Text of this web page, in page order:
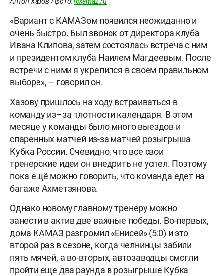
Антон Хазов / фото:fckamaz.ru
«Вариант с КАМАЗом появился неожиданно и
очень быстро. Был звонок от директора клуба
Ивана Клипова, затем состоялась встреча с ним
и президентом клуба Наилем Магдеевым. После
встречи с ними я укрепился в своем правильном
выборе», – говорил он.
Хазову пришлось на ходу встраиваться в
команду из–за плотности календаря. В этом
месяце у команды было много выездов и
спаренных матчей из-за матчей розыгрыша
Кубка России. Очевидно, что все свои
тренерские идеи он внедрить не успел. Поэтому
пока ещё можно говорить, что команда едет на
багаже Ахметзянова.
Однако новому главному тренеру можно
занести в актив две важные победы. Во-первых,
дома КАМАЗ разгромил «Енисей» (5:0) и это
второй раз в сезоне, когда челнинцы забили
пять мячей, а во-вторых, автозаводцы смогли
пройти еще два раунда в розыгрыше Кубка